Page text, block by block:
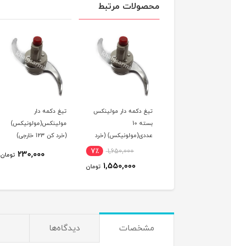
محصولات مرتبط
تیغ دکمه دار مولینکس
بسته 10
عددی(مولونیکس) (خرد
1,650,000 7٪
1,550,000 تومان
تیغ دکمه دار
مولینکس(مولونیکس)
(خرد کن 123 خارجی)
230,000 تومان
مشخصات دیدگاه‌ها